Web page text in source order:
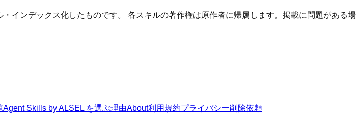
インデックス化したものです。 各スキルの著作権は原作者に帰属します。掲載に問題がある場
Agent Skills by ALSEL を選ぶ理由About利用規約プライバシー削除依頼